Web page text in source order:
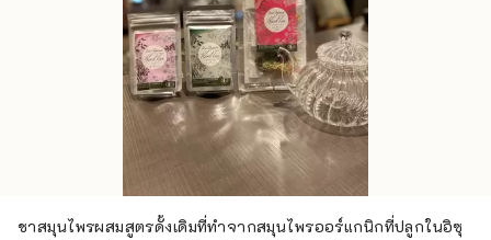
ชาสมุนไพรผสมสูตรดั้งเดิมที่ทำจากสมุนไพรออร์แกนิกที่ปลูกในอิซุ